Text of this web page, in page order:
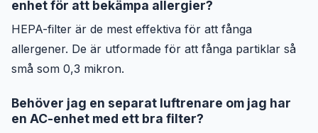
enhet för att bekämpa allergier?
HEPA-filter är de mest effektiva för att fånga
allergener. De är utformade för att fånga partiklar så
små som 0,3 mikron.
Behöver jag en separat luftrenare om jag har
en AC-enhet med ett bra filter?